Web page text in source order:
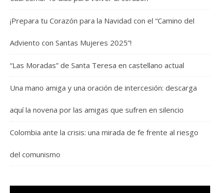
¡Prepara tu Corazón para la Navidad con el “Camino del
Adviento con Santas Mujeres 2025”!
“Las Moradas” de Santa Teresa en castellano actual
Una mano amiga y una oración de intercesión: descarga
aquí la novena por las amigas que sufren en silencio
Colombia ante la crisis: una mirada de fe frente al riesgo
del comunismo